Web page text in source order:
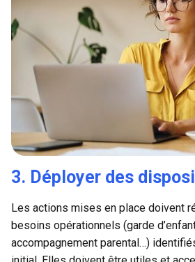
3. Déployer des
Les actions mises en place doivent
besoins opérationnels (garde
accompagnement parental…)